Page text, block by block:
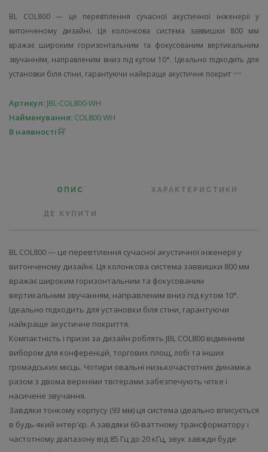
BL COL800 — це перевтілення сучасної акустичної інженерії у
витонченому дизайні. Ця колонкова система заввишки 800 мм
вражає широким горизонтальним та фокусованим вертикальним
звучанням, направленим вниз під кутом 10°. Ідеально підходить для
установки біля стіни, гарантуючи найкраще акустичне покрит
Артикул: JBL-COL800-WH
Найменування: COL800 WH
В наявності
ОПИС ХАРАКТЕРИСТИКИ
ДЕ КУПИТИ
BL COL800 — це перевтілення сучасної акустичної інженерії у
витонченому дизайні. Ця колонкова система заввишки 800 мм
вражає широким горизонтальним та фокусованим
вертикальним звучанням, направленим вниз під кутом 10°.
Ідеально підходить для установки біля стіни, гарантуючи
найкраще акустичне покриття.
Компактність і призи за дизайн роблять JBL COL800 відмінним
вибором для конференцій, торгових площ, лобі та інших
громадських місць. Чотири овальні низькочастотних динаміка
разом з двома верхніми твітерами забезпечують чітке і
насичене звучання.
Завдяки тонкому корпусу (93 мм) ця система ідеально вписується
в будь-який інтер'єр. А завдяки 60-ваттному трансформатору і
частотному діапазону від 85 Гц до 20 кГц, звук завжди буде